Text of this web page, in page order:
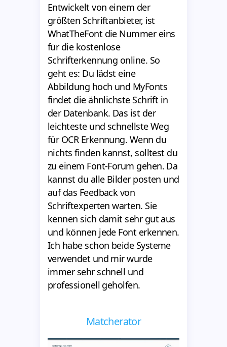
Entwickelt von einem der
größten Schriftanbieter, ist
WhatTheFont die Nummer eins
für die kostenlose
Schrifterkennung online. So
geht es: Du lädst eine
Abbildung hoch und MyFonts
findet die ähnlichste Schrift in
der Datenbank. Das ist der
leichteste und schnellste Weg
für OCR Erkennung. Wenn du
nichts finden kannst, solltest du
zu einem Font-Forum gehen. Da
kannst du alle Bilder posten und
auf das Feedback von
Schriftexperten warten. Sie
kennen sich damit sehr gut aus
und können jede Font erkennen.
Ich habe schon beide Systeme
verwendet und mir wurde
immer sehr schnell und
professionell geholfen.
Matcherator